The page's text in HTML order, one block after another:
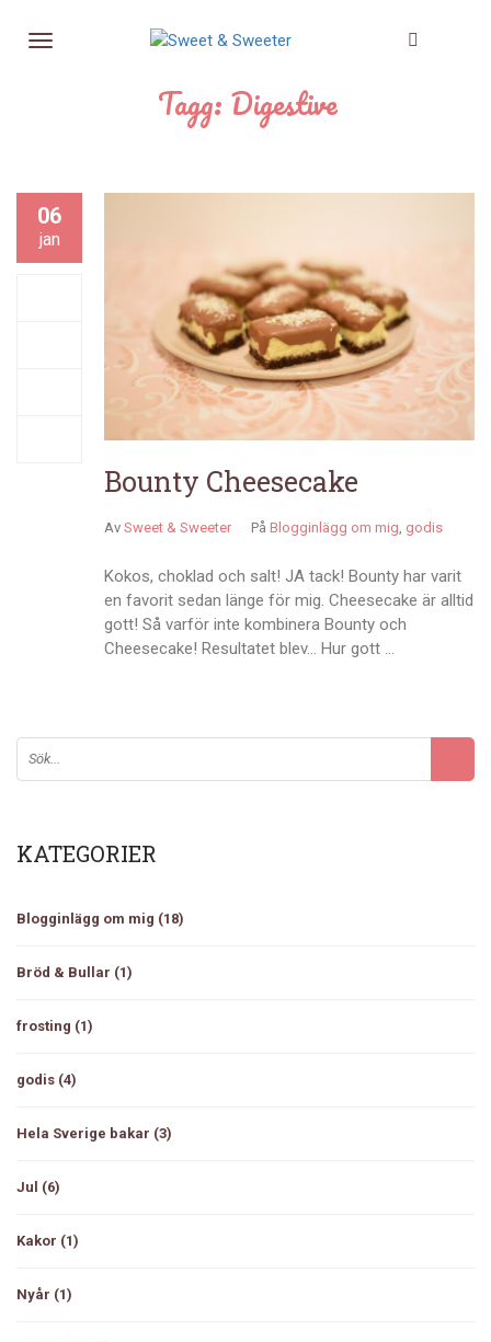
Tagg: Digestive
06
jan
Bounty Cheesecake
Av Sweet & Sweeter På Blogginlägg om mig godis
Kokos, choklad och salt! JA tack! Bounty har varit
en favorit sedan länge för mig. Cheesecake är alltid
gott! Så varför inte kombinera Bounty och
Cheesecake! Resultatet blev… Hur gott …
KATEGORIER
Blogginlägg om mig (18)
Bröd & Bullar (1)
frosting (1)
godis (4)
Hela Sverige bakar (3)
Jul (6)
Kakor (1)
Nyår (1)